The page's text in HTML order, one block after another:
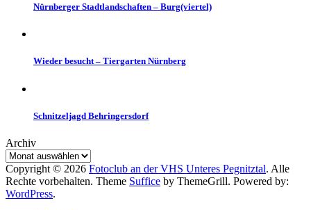
Nürnberger Stadtlandschaften – Burg(viertel)
Wieder besucht – Tiergarten Nürnberg
Schnitzeljagd Behringersdorf
Archiv
Copyright © 2026 Fotoclub an der VHS Unteres Pegnitztal. Alle
Rechte vorbehalten. Theme Suffice by ThemeGrill. Powered by:
WordPress.